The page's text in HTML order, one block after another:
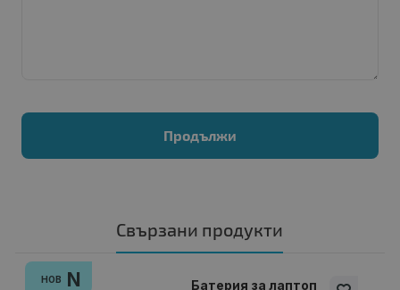
Продължи
Свързани продукти
НОВ N Батерия за лаптоп